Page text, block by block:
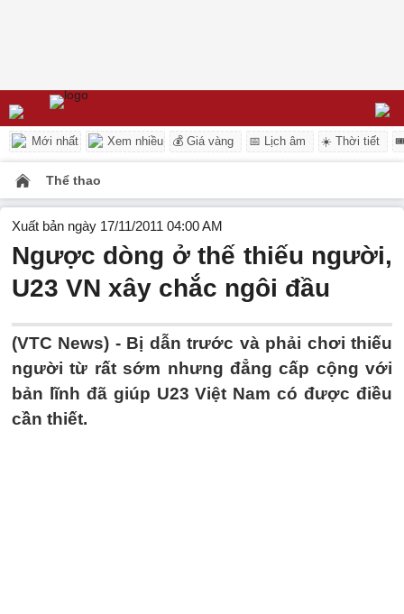
Mới nhất Xem nhiều 💰 Giá vàng 📅 Lịch âm ☀️ Thời tiết
Thể thao
Xuất bản ngày 17/11/2011 04:00 AM
Ngược dòng ở thế thiếu người,
U23 VN xây chắc ngôi đầu
(VTC News) - Bị dẫn trước và phải chơi thiếu
người từ rất sớm nhưng đẳng cấp cộng với
bản lĩnh đã giúp U23 Việt Nam có được điều
cần thiết.